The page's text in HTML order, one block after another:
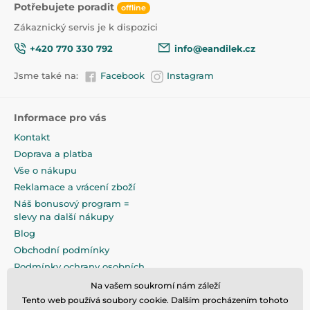
Potřebujete poradit offline
Zákaznický servis je k dispozici
+420 770 330 792
info@eandilek.cz
Jsme také na: Facebook Instagram
Informace pro vás
Kontakt
Doprava a platba
Vše o nákupu
Reklamace a vrácení zboží
Náš bonusový program =
slevy na další nákupy
Blog
Obchodní podmínky
Podmínky ochrany osobních
Na pečlivé zabalení klademe
Na vašem soukromí nám záleží
Tento web používá soubory cookie. Dalším procházením tohoto